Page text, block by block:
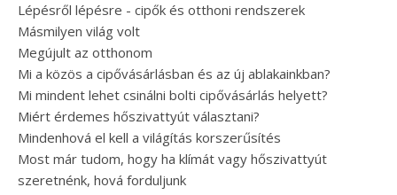
Lépésről lépésre - cipők és otthoni rendszerek
Másmilyen világ volt
Megújult az otthonom
Mi a közös a cipővásárlásban és az új ablakainkban?
Mi mindent lehet csinálni bolti cipővásárlás helyett?
Miért érdemes hőszivattyút választani?
Mindenhová el kell a világítás korszerűsítés
Most már tudom, hogy ha klímát vagy hőszivattyút
szeretnénk, hová forduljunk